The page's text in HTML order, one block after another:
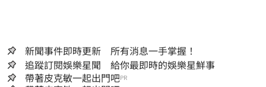
新聞事件即時更新 所有消息一手掌握！
追蹤訂閱娛樂星聞 給你最即時的娛樂星鮮事
帶著皮克敏一起出門吧PR